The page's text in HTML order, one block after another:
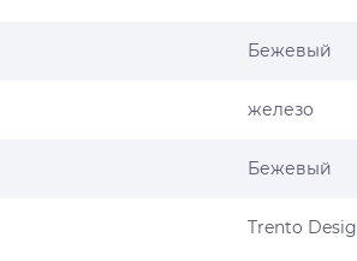
Бежевый
железо
Бежевый
Trento